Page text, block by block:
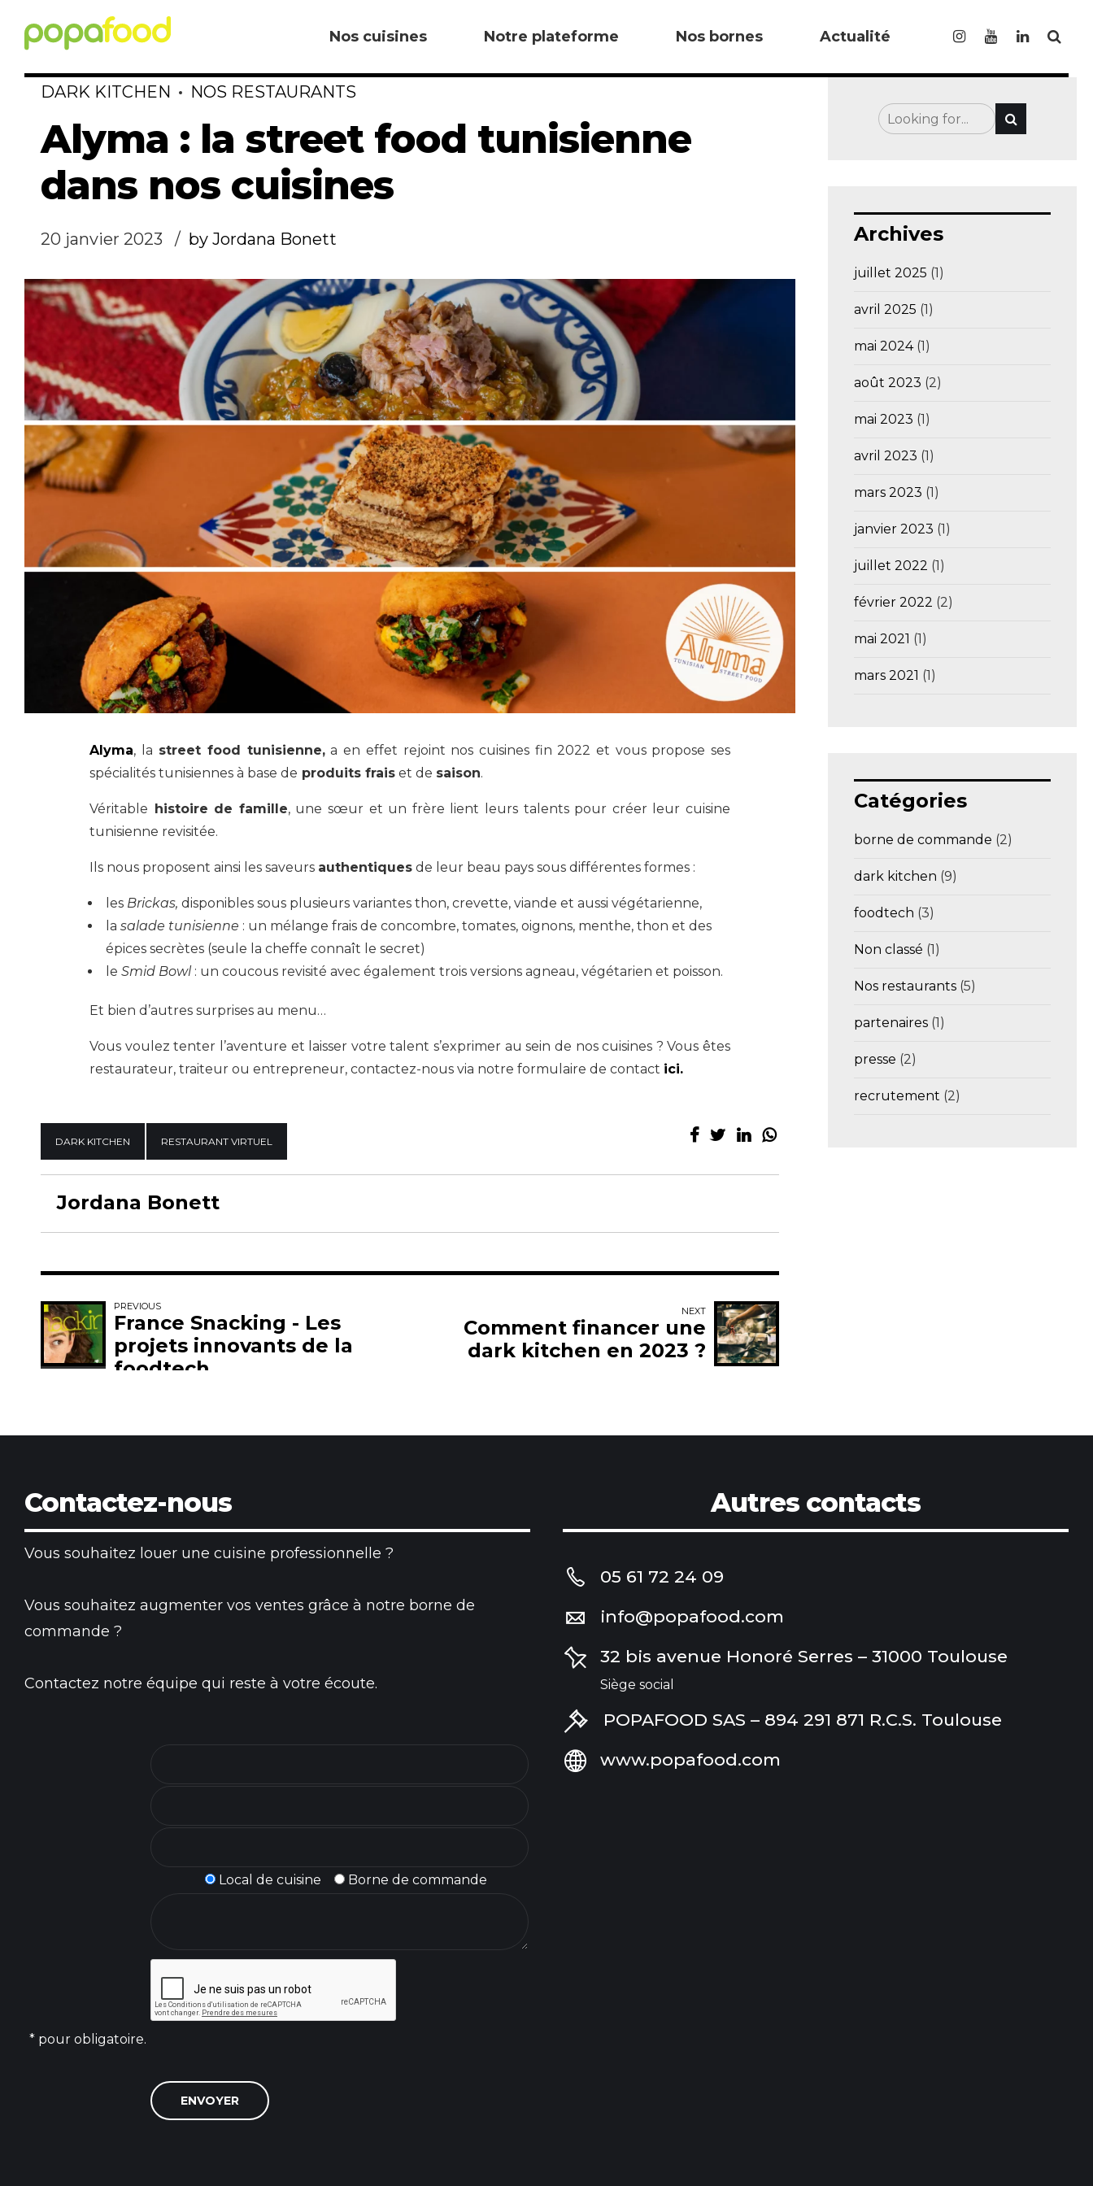
Nos cuisines Notre plateforme Nos bornes Actualité
DARK KITCHEN NOS RESTAURANTS
Alyma : la street food tunisienne
dans nos cuisines
20 janvier 2023 by Jordana Bonett
Alyma, la street food tunisienne,a en effet rejoint nos cuisines fin 2022 et vous propose ses
spécialités tunisiennes à base de produits frais et de saison.
Véritable histoire de famille, une sœur et un frère lient leurs talents pour créer leur cuisine
tunisienne revisitée.
Ils nous proposent ainsi les saveurs authentiques de leur beau pays sous différentes formes :
les Brickas, disponibles sous plusieurs variantes thon, crevette, viande et aussi végétarienne,
la salade tunisienne : un mélange frais de concombre, tomates, oignons, menthe, thon et des
épices secrètes (seule la cheffe connaît le secret)
le Smid Bowl : un coucous revisité avec également trois versions agneau, végétarien et poisson.
Et bien d’autres surprises au menu…
Vous voulez tenter l’aventure et laisser votre talent s’exprimer au sein de nos cuisines ? Vous êtes
restaurateur, traiteur ou entrepreneur, contactez-nous via notre formulaire de contact ici.
DARK KITCHEN RESTAURANT VIRTUEL
Jordana Bonett
PREVIOUS
France Snacking - Les
projets innovants de la
foodtech
NEXT
Comment financer une
dark kitchen en 2023 ?
Archives
juillet 2025 (1)
avril 2025 (1)
mai 2024(1)
août 2023 (2)
mai 2023 (1)
avril 2023 (1)
mars 2023 (1)
janvier 2023 (1)
juillet 2022 (1)
février 2022 (2)
mai 2021 (1)
mars 2021 (1)
Catégories
borne de commande (2)
dark kitchen (9)
foodtech (3)
Non classé (1)
Nos restaurants (5)
partenaires (1)
presse (2)
recrutement (2)
Contactez-nous
Vous souhaitez louer une cuisine professionnelle ?
Vous souhaitez augmenter vos ventes grâce à notre borne de
commande ?
Contactez notre équipe qui reste à votre écoute.
Local de cuisine Borne de commande
* pour obligatoire.
Autres contacts
05 61 72 24 09
info@popafood.com
32 bis avenue Honoré Serres – 31000 Toulouse
Siège social
POPAFOOD SAS – 894 291 871 R.C.S. Toulouse
www.popafood.com